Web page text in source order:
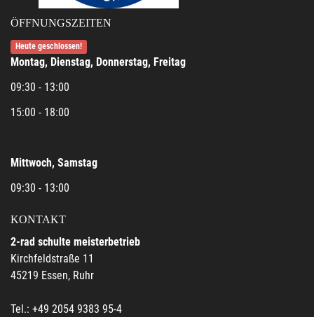
ÖFFNUNGSZEITEN
Heute geschlossen!
Montag, Dienstag, Donnerstag, Freitag
09:30 - 13:00
15:00 - 18:00
Mittwoch, Samstag
09:30 - 13:00
KONTAKT
2-rad schulte meisterbetrieb
Kirchfeldstraße 11
45219 Essen, Ruhr
Tel.: +49 2054 9383 95-4